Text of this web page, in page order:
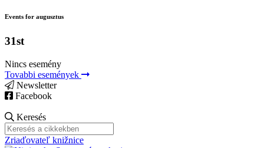
Events for augusztus
31st
Nincs esemény
Tovabbi események
Newsletter
Facebook
Keresés
Zriaďovateľ knižnice